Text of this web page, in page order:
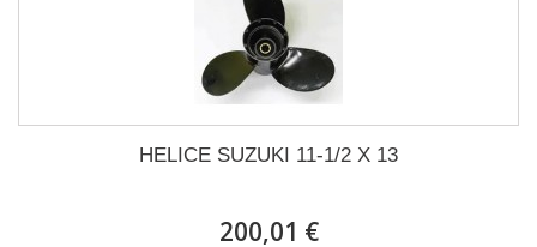
HELICE SUZUKI 11-1/2 X 13
200,01 €